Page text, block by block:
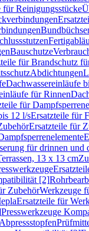
für Reinigungsstücke
Bauschutze
für Brandschutz
Abdichtungen
Dachwassereinläufe
für Rinnen
für
12 l/sErsatzteile für
Ersatzteile für
für drinnen und
13 x 13 cm
[2]
ZubehörWerkzeuge
Ersatzteile für
Presswerkzeuge